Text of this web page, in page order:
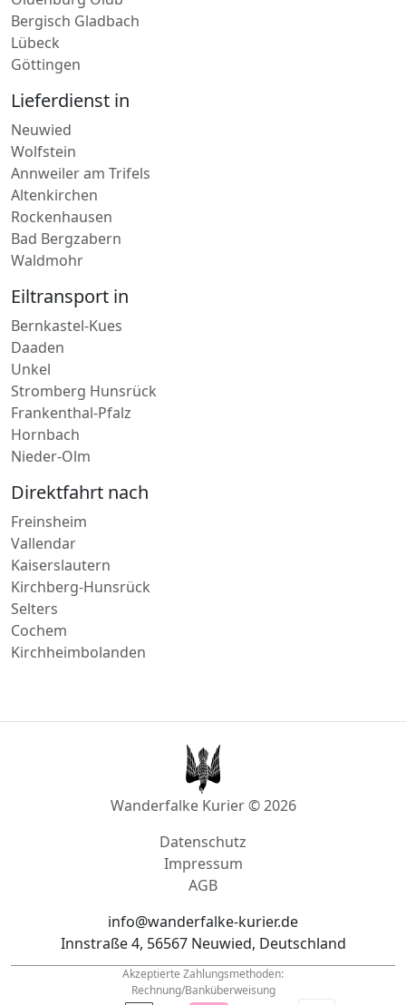
Bergisch Gladbach
Lübeck
Göttingen
Lieferdienst in
Neuwied
Wolfstein
Annweiler am Trifels
Altenkirchen
Rockenhausen
Bad Bergzabern
Waldmohr
Eiltransport in
Bernkastel-Kues
Daaden
Unkel
Stromberg Hunsrück
Frankenthal-Pfalz
Hornbach
Nieder-Olm
Direktfahrt nach
Freinsheim
Vallendar
Kaiserslautern
Kirchberg-Hunsrück
Selters
Cochem
Kirchheimbolanden
Wanderfalke Kurier © 2026
Datenschutz
Impressum
AGB
info@wanderfalke-kurier.de
Innstraße 4, 56567 Neuwied, Deutschland
Akzeptierte Zahlungsmethoden:
Rechnung/Banküberweisung